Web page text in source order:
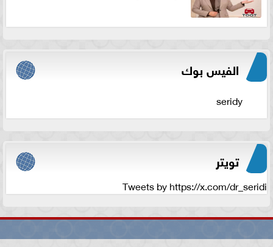
الفيس بوك
seridy
تويتر
Tweets by https://x.com/dr_seridi